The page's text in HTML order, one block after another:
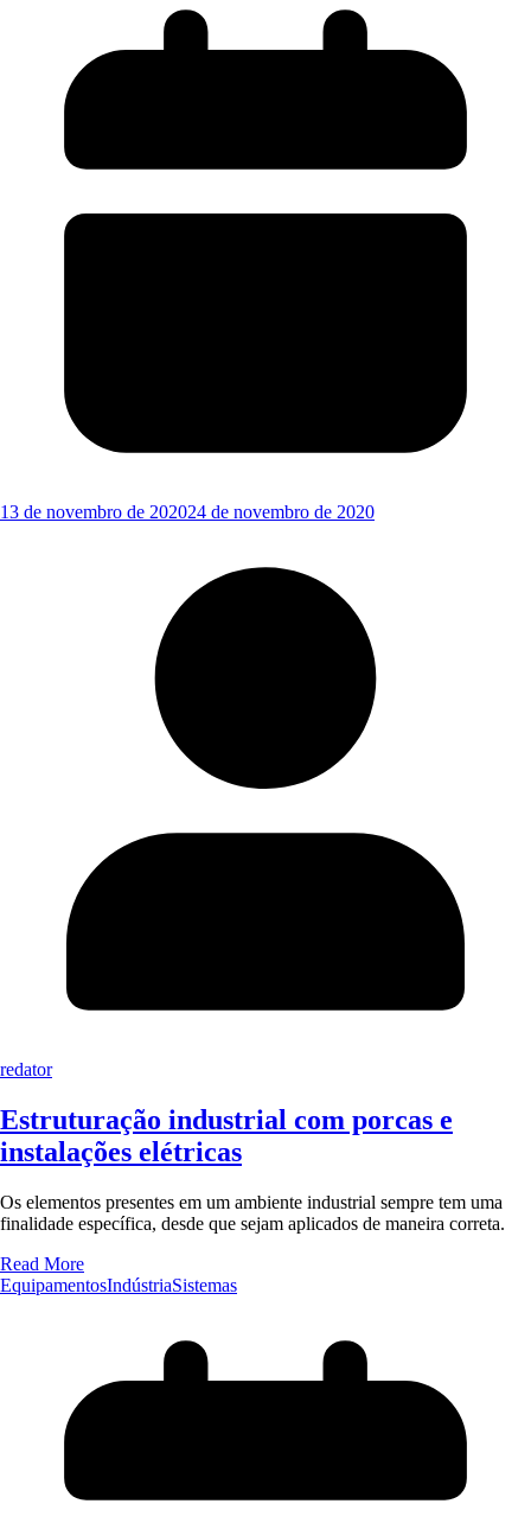
13 de novembro de 202024 de novembro de 2020
redator
Estruturação industrial com porcas e
instalações elétricas
Os elementos presentes em um ambiente industrial sempre tem uma
finalidade específica, desde que sejam aplicados de maneira correta.
Read More
EquipamentosIndústriaSistemas